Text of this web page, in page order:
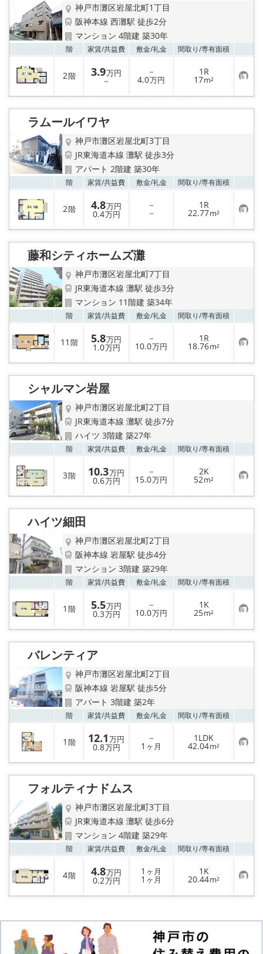
神戸市灘区岩屋北町1丁目
阪神本線 西灘駅 徒歩2分
マンション 4階建 築30年
階 家賃/共益費 敷金/礼金 間取り/専有面積
2階 3.9万円
－
－
4.0万円
1R
17m² お
気
に
り
ラムールイワヤ
神戸市灘区岩屋北町3丁目
JR東海道本線 灘駅 徒歩3分
アパート 2階建 築30年
階 家賃/共益費 敷金/礼金 間取り/専有面積
2階 4.8万円
0.4万円
－
－
1R
22.77m² お
気
に
り
藤和シティホームズ灘
神戸市灘区岩屋北町7丁目
JR東海道本線 灘駅 徒歩3分
マンション 11階建 築34年
階 家賃/共益費 敷金/礼金 間取り/専有面積
11 階 5.8万円
1.0万円
－
10.0万円
1R
18.76m² お
気
に
り
シャルマン岩屋
神戸市灘区岩屋北町2丁目
JR東海道本線 灘駅 徒歩7分
ハイツ 3階建 築27年
階 家賃/共益費 敷金/礼金 間取り/専有面積
3階 10.3万円
0.6万円
－
15.0万円
2K
52m² お
気
に
り
ハイツ細田
神戸市灘区岩屋北町2丁目
阪神本線 岩屋駅 徒歩4分
マンション 3階建 築29年
階 家賃/共益費 敷金/礼金 間取り/専有面積
1 階 5.5万円
0.3万円
－
10.0万円
1K
25m² お
気
に
り
バレンティア
神戸市灘区岩屋北町2丁目
阪神本線 岩屋駅 徒歩5分
アパート 3階建 築2年
階 家賃/共益費 敷金/礼金 間取り/専有面積
1 階 12.1万円
0.8万円
－
1 ヶ月
1LDK
42.04m² お
気
に
り
フォルティナドムス
神戸市灘区岩屋北町3丁目
JR東海道本線 灘駅 徒歩6分
マンション 4階建 築29年
階 家賃/共益費 敷金/礼金 間取り/専有面積
4階 4.8万円
0.2万円
1 ヶ月
1 ヶ月
1K
20.44m² お
気
に
登